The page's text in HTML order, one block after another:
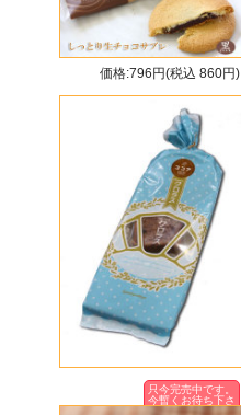
価格:796円(税込 860円)
只今完売中です。
今暫くお待ち下さ
いませ。